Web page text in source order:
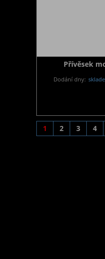
Přívěsek
Dodání dny:
1 2 3 4